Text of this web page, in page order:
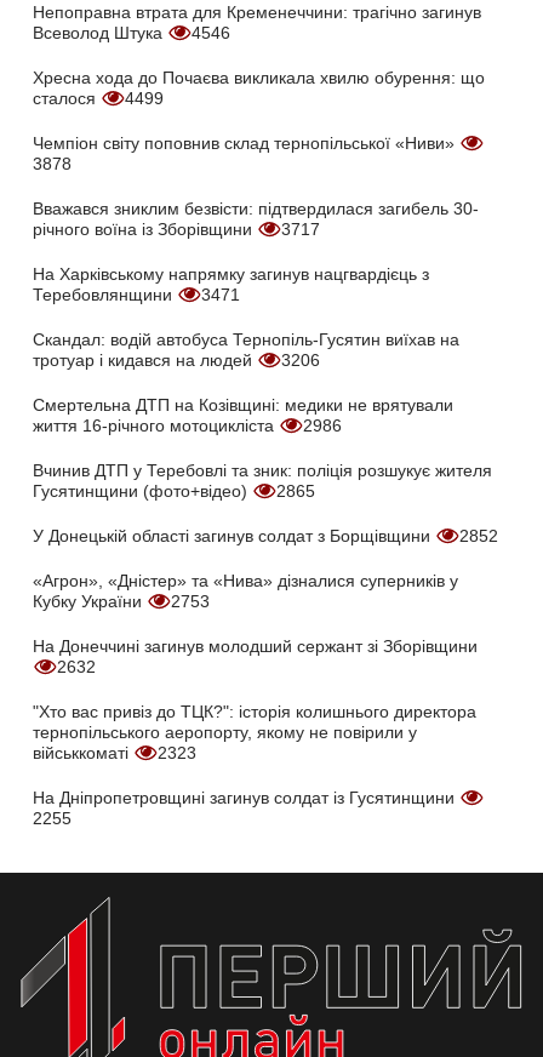
Непоправна втрата для Кременеччини: трагічно загинув
Всеволод Штука
4546
Хресна хода до Почаєва викликала хвилю обурення: що
сталося
4499
Чемпіон світу поповнив склад тернопільської «Ниви»
3878
Вважався зниклим безвісти: підтвердилася загибель 30-
річного воїна із Зборівщини
3717
На Харківському напрямку загинув нацгвардієць з
Теребовлянщини
3471
Скандал: водій автобуса Тернопіль-Гусятин виїхав на
тротуар і кидався на людей
3206
Смертельна ДТП на Козівщині: медики не врятували
життя 16-річного мотоцикліста
2986
Вчинив ДТП у Теребовлі та зник: поліція розшукує жителя
Гусятинщини (фото+відео)
2865
У Донецькій області загинув солдат з Борщівщини 2852
«Агрон», «Дністер» та «Нива» дізналися суперників у
Кубку України
2753
На Донеччині загинув молодший сержант зі Зборівщини
2632
"Хто вас привіз до ТЦК?": історія колишнього директора
тернопільського аеропорту, якому не повірили у
військкоматі
2323
На Дніпропетровщині загинув солдат із Гусятинщини
2255